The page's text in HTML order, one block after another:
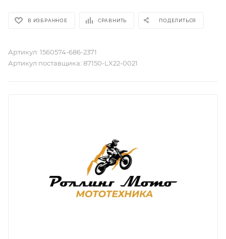
В ИЗБРАННОЕ СРАВНИТЬ ПОДЕЛИТЬСЯ
Артикул: 1560574-686-2371
Артикул поставщика: 87150-LX22-0021